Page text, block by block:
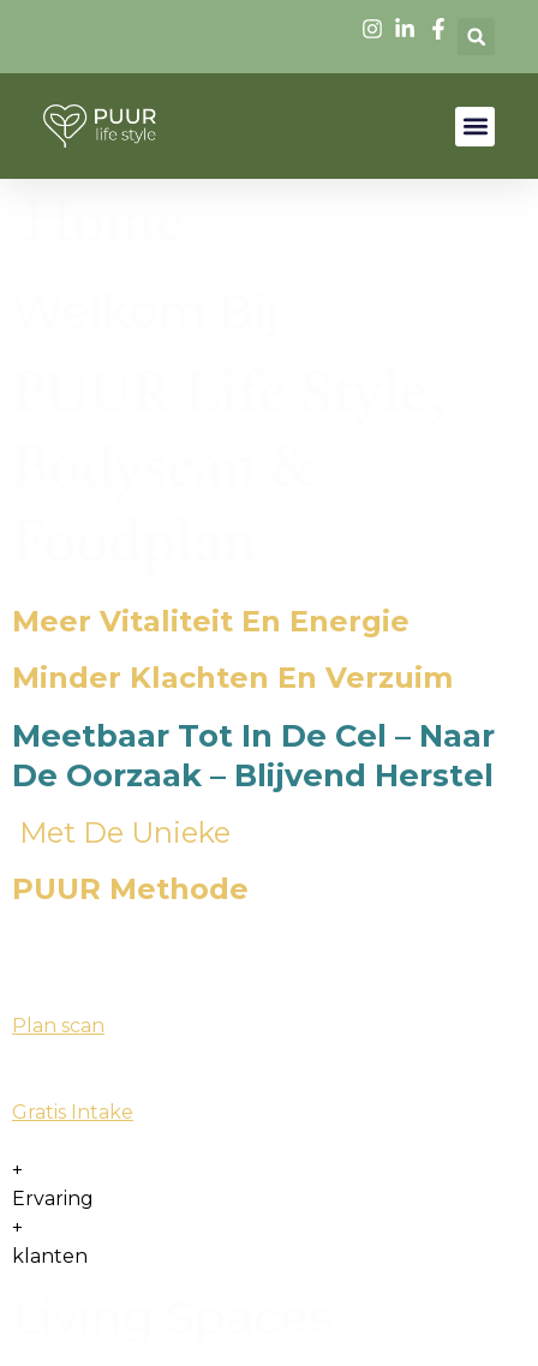
Meer Vitaliteit En Energie
Minder Klachten En Verzuim
Meetbaar Tot In De Cel – Naar
De Oorzaak – Blijvend Herstel
Met De Unieke
PUUR Methode
Plan scan
Gratis Intake
+
Ervaring
+
klanten